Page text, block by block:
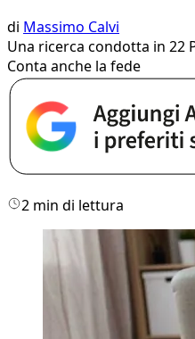
di Massimo Calvi
Una ricerca condotta in 22
Conta anche la fede
2 min di lettura